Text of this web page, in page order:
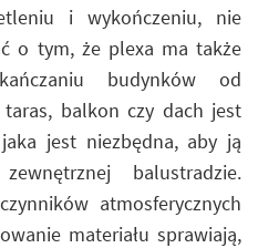
i wykończeniu, nie
o tym, że plexa ma także
budynków od
balkon czy dach jest
jest niezbędna, aby ją
balustradzie.
atmosferycznych
materiału sprawiają,